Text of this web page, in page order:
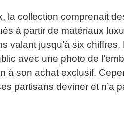
la collection comprenait
à partir de matériaux
valant jusqu’à six chiffres.
avec une photo de
à son achat exclusif.
partisans deviner et n’a